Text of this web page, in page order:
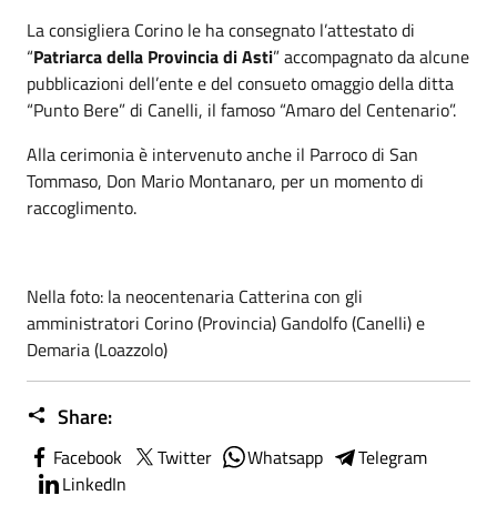
La consigliera Corino le ha consegnato l’attestato di
“Patriarca della Provincia di Asti” accompagnato da alcune
pubblicazioni dell’ente e del consueto omaggio della ditta
“Punto Bere” di Canelli, il famoso “Amaro del Centenario”.
Alla cerimonia è intervenuto anche il Parroco di San
Tommaso, Don Mario Montanaro, per un momento di
raccoglimento.
Nella foto: la neocentenaria Catterina con gli
amministratori Corino (Provincia) Gandolfo (Canelli) e
Demaria (Loazzolo)
Share:
Facebook Twitter Whatsapp
Telegram
LinkedIn